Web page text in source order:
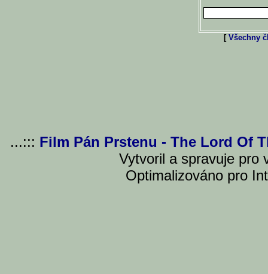
[ Všechny
...::: Film Pán Prstenu - The Lord Of
Vytvoril a spravuje pro
Optimalizováno pro